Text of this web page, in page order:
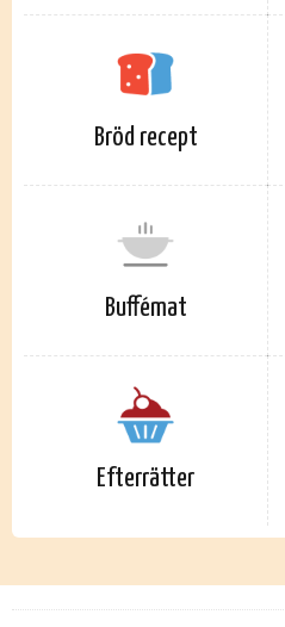
Bröd recept
Buffémat
Efterrätter